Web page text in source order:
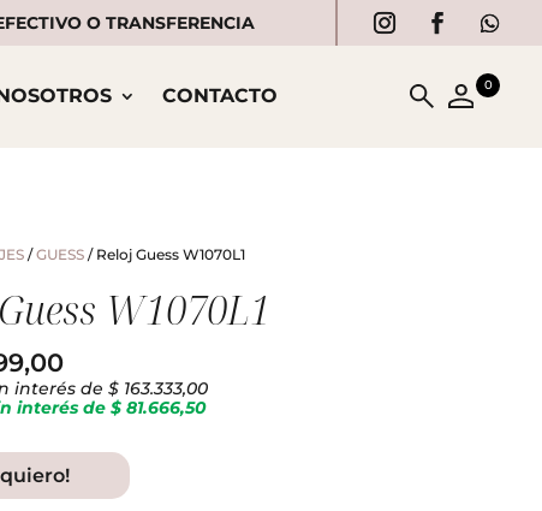
O TRANSFERENCIA
CONTACTO 0
/GUESS/ Reloj Guess W1070L1
W1070L1
interés de $ 163.333,00
interés de $ 81.666,50
quiero!